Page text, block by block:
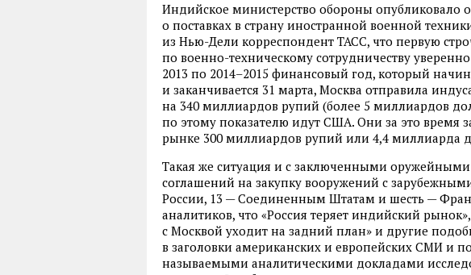
Индийское министерство обороны опубликовало
о поставках в страну иностранной военной
из Нью-Дели корреспондент ТАСС, что первую
по военно-техническому сотрудничеству
2013 по 2014–2015 финансовый год, который
и заканчивается 31 марта, Москва отправила
на 340 миллиардов рупий (более 5 миллиардов
по этому показателю идут США. Они за это время
рынке 300 миллиардов рупий или 4,4 миллиарда
Такая же ситуация и с заключенными оружейными
соглашений на закупку вооружений с
России, 13 — Соединенным Штатам и шесть —
аналитиков, что «Россия теряет индийский
с Москвой уходит на задний план» и другие
в заголовки американских и европейских СМИ и
называемыми аналитическими докладами